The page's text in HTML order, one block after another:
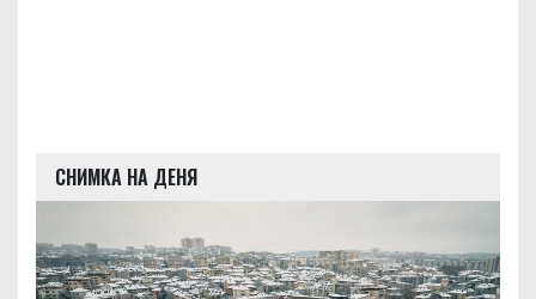
СНИМКА НА ДЕНЯ